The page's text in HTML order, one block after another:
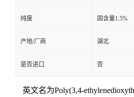
纯度 固含量1.5%
产地/厂商 湖北
是否进口 否
英文名为Poly(3,4-